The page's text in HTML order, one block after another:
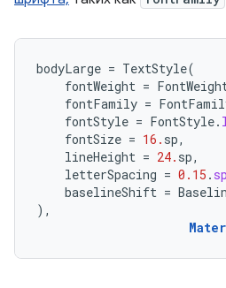
bodyLarge = TextStyle(
fontWeight =
fontFamily =
fontStyle = FontStyle.
fontSize = 16. sp,
lineHeight = 24. sp,
letterSpacing = 0.15 . sp
baselineShift =
),